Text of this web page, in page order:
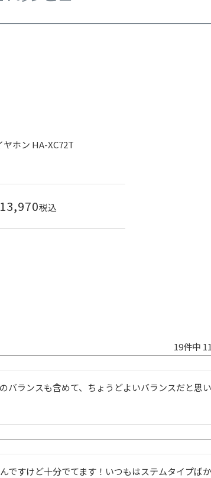
ヤホン HA-XC72T
13,970税込
19件中 11
ランスも含めて、ちょうどよいバランスだと思い
ですけど十分でてます！いつもはステムタイプば